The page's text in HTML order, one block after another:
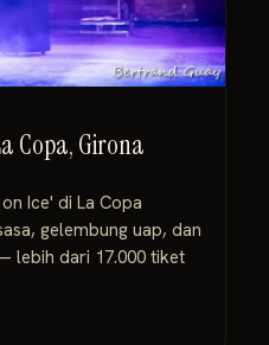
Copa, Girona
Ice' di La Copa
gelembung uap, dan
lebih dari 17.000 tiket